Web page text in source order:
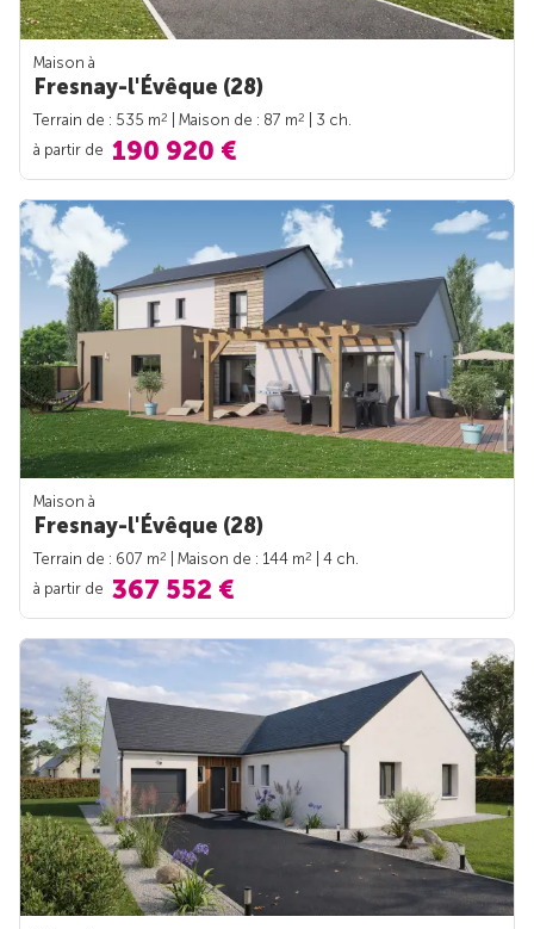
Maison à
Fresnay-l'Évêque (28)
Terrain de : 535 m2 | Maison de : 87 m2
| 3 ch.
à partir de 190 920 €
Maison à
Fresnay-l'Évêque (28)
Terrain de : 607 m2 | Maison de : 144 m2
| 4 ch.
à partir de 367 552 €